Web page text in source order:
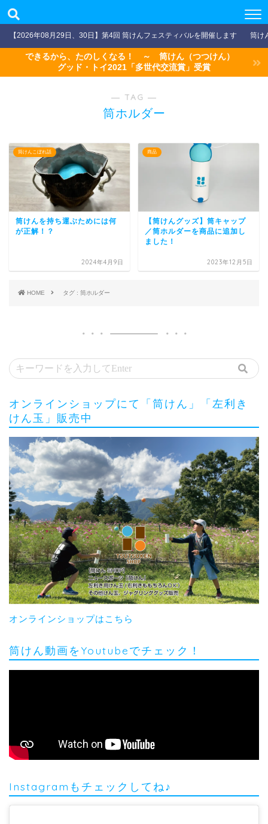
【2026年08月29日、30日】第4回 筒けんフェスティバルを開催します 筒け
できるから、たのしくなる！ ～ 筒けん（つつけん）
グッド・トイ2021「多世代交流賞」受賞
― TAG ―
筒ホルダー
筒けんこぼれ話
筒けんを持ち運ぶためには何
が正解！？
2024年4月9日
商品
【筒けんグッズ】筒キャップ
／筒ホルダーを商品に追加し
ました！
2023年12月5日
HOME タグ : 筒ホルダー
オンラインショップにて「筒けん」「左利き
けん玉」販売中
オンラインショップはこちら
筒けん動画をYoutubeでチェック！
Instagramもチェックしてね♪